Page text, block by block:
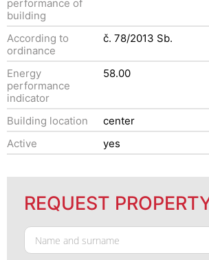
performance of
building
According to
ordinance
č. 78/2013 Sb.
Energy
performance
indicator
58.00
Building location
center
Active
yes
REQUEST